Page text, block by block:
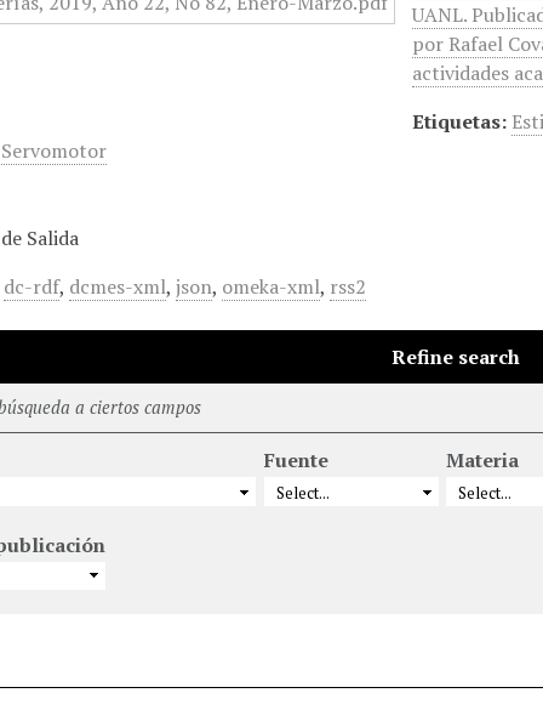
UANL.
por Rafael
actividades
Etiquetas:
Servomotor
Salida
dc-rdf, dcmes-xml,json, omeka-xml, rss2
Refine search
a ciertos campos
Fuente Materia